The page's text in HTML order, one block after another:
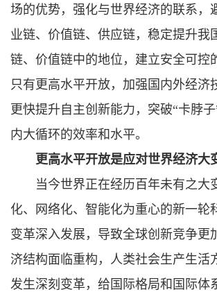
场的优势，强化与世界经济的联系，
业链、价值链、供应链，稳定提升我
链、价值链中的地位，建立安全可控
只有更高水平开放，加强国内外经济
更快提升自主创新能力，突破“卡脖
内大循环的效率和水平。
更高水平开放是应对世界经济大
当今世界正在经历百年未有之大
化、网络化、智能化为重心的新一轮
变革深入发展，导致全球创新竞争更
济结构面临重构，人类社会生产生活
发生深刻变革，给国际格局和国际体